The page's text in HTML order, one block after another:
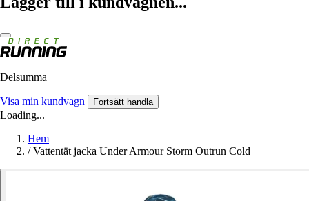
Delsumma
Visa min kundvagn Fortsätt handla
Loading...
Hem
/ Vattentät jacka Under Armour Storm Outrun Cold